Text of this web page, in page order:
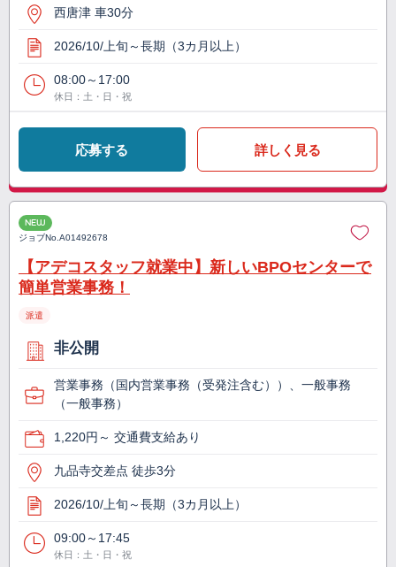
西唐津 車30分
2026/10/上旬～長期（3カ月以上）
08:00～17:00
休日：土・日・祝
応募する 詳しく見る
NEW
ジョブNo.A01492678
【アデコスタッフ就業中】新しいBPOセンターで
簡単営業事務！
派遣
非公開
営業事務（国内営業事務（受発注含む））、一般事務
（一般事務）
1,220円～ 交通費支給あり
九品寺交差点 徒歩3分
2026/10/上旬～長期（3カ月以上）
09:00～17:45
休日：土・日・祝